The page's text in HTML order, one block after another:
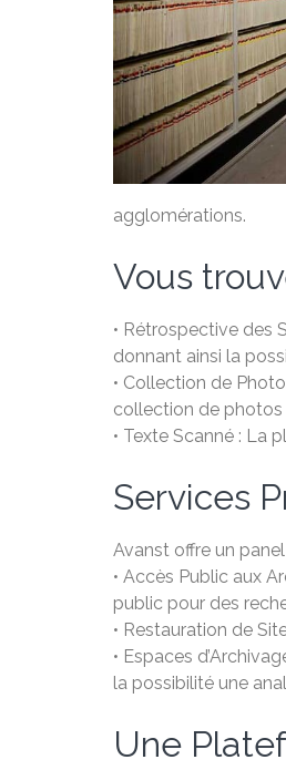
agglomérations.
Vous
• Rétrospective des
donnant ainsi la
• Collection de
collection de photos
• Texte Scanné : La
Services
Avanst offre un
• Accès Public aux
public pour des
• Restauration de
• Espaces
la possibilité une
Une